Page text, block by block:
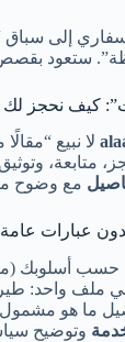
إلى سباق
ستعود
لا نبيع
متابعة،
مع وضوح
عبارات
حسب أسلوبك
ملف واحد:
ما هو
وتوضيح